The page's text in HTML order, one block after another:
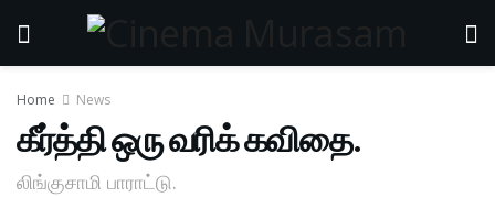
Home News
கீர்த்தி ஒரு வரிக் கவிதை.
லிங்குசாமி பாராட்டு.